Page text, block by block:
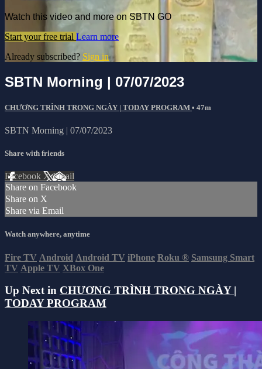
Watch this video and more on SBTN GO
Start your free trial Learn more
Already subscribed? Sign in
SBTN Morning | 07/07/2023
CHƯƠNG TRÌNH TRONG NGÀY | TODAY PROGRAM • 47m
SBTN Morning | 07/07/2023
Share with friends
Facebook XEmail
Share on Facebook
Share on X
Share via Email
Watch anywhere, anytime
Fire TV Android Android TV iPhone Roku ® Samsung Smart
TV Apple TV XBox One
Up Next in CHƯƠNG TRÌNH TRONG NGÀY |
TODAY PROGRAM